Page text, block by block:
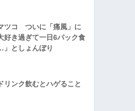
ツコ ついに「痛風」に
き過ぎて一日6パック食
としょんぼり
リンク飲むとハゲること